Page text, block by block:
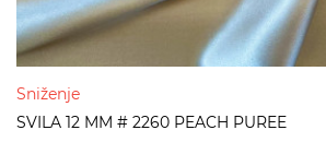
Sniženje
SVILA 12 MM # 2260 PEACH PUREE